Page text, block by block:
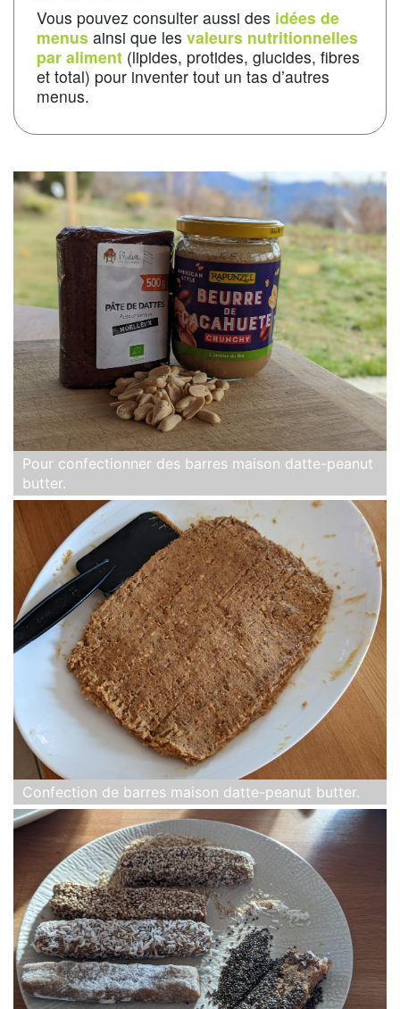
Vous pouvez consulter aussi des idées de
menus ainsi que les valeurs nutritionnelles
par aliment (lipides, protides, glucides, fibres
et total) pour inventer tout un tas d’autres
menus.
Pour confectionner des barres maison datte-peanut
butter.
Confection de barres maison datte-peanut butter.